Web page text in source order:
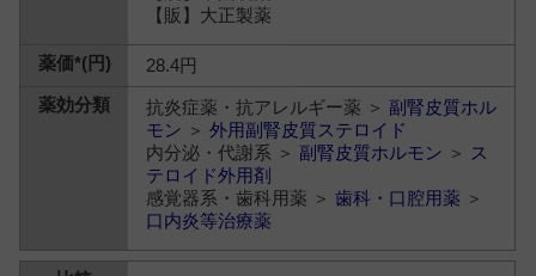
【販】大正製薬
28.4円
抗炎症薬・抗アレルギー薬 ＞ 副腎皮質ホル
モン ＞外用副腎皮質ステロイド
内分泌・代謝系 ＞ 副腎皮質ホルモン ＞ ス
テロイド外用剤
感覚器系・歯科用薬 ＞歯科・口腔用薬 ＞
口内炎等治療薬